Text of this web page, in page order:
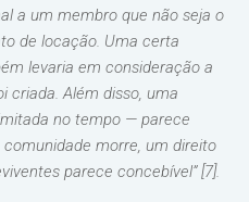
a um membro que não seja o
de locação. Uma certa
levaria em consideração a
criada. Além disso, uma
no tempo — parece
morre, um direito
parece concebível” [7].